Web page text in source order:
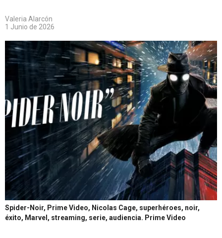
Valeria Alarcón
1 Junio de 2026
Spider-Noir, Prime Video, Nicolas Cage, superhéroes, noir,
éxito, Marvel, streaming, serie, audiencia. Prime Video